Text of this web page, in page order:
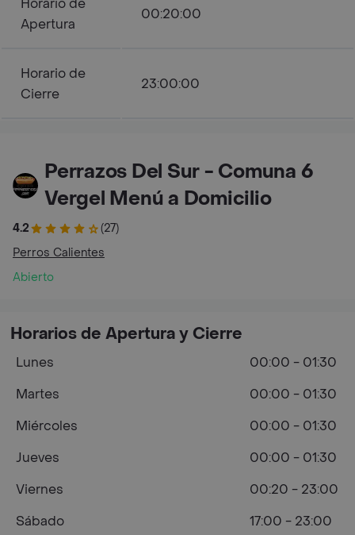
Horario de
Apertura
00:20:00
Horario de
Cierre
23:00:00
Perrazos Del Sur - Comuna 6
Vergel Menú a Domicilio
4.2
(27)
Perros Calientes
Abierto
Horarios de Apertura y Cierre
Lunes
00:00 - 01:30
Martes
00:00 - 01:30
Miércoles
00:00 - 01:30
Jueves
00:00 - 01:30
Viernes
00:20 - 23:00
Sábado
17:00 - 23:00